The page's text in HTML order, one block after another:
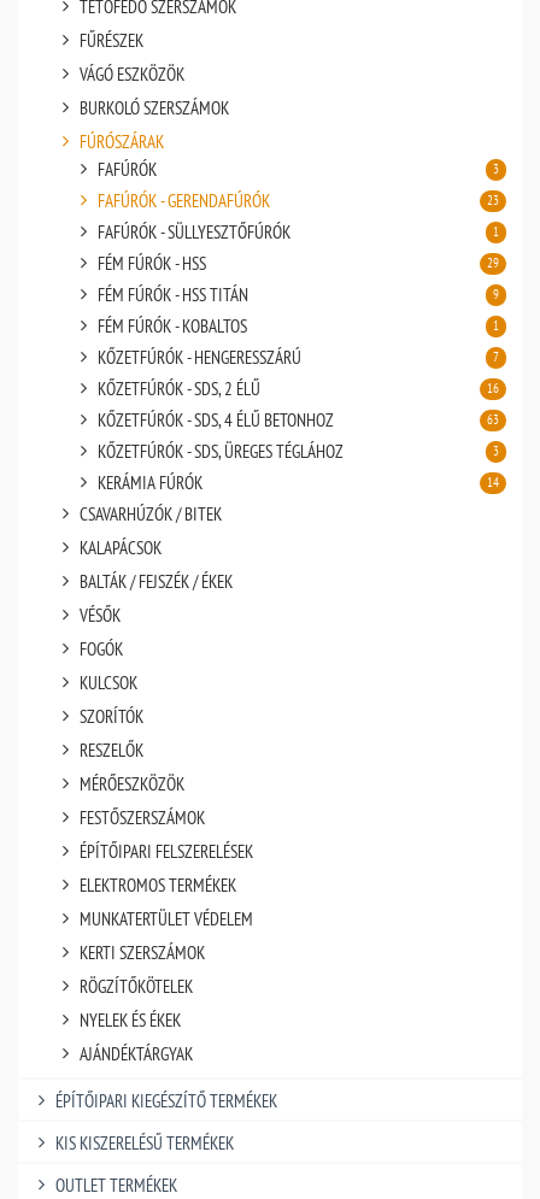
TETŐFEDŐ SZERSZÁMOK
FŰRÉSZEK
VÁGÓ ESZKÖZÖK
BURKOLÓ SZERSZÁMOK
FÚRÓSZÁRAK
FAFÚRÓK
3
FAFÚRÓK - GERENDAFÚRÓK 23
FAFÚRÓK - SÜLLYESZTŐFÚRÓK 1
FÉM FÚRÓK - HSS 29
FÉM FÚRÓK - HSS TITÁN 9
FÉM FÚRÓK - KOBALTOS 1
KŐZETFÚRÓK - HENGERESSZÁRÚ 7
KŐZETFÚRÓK - SDS, 2 ÉLŰ 16
KŐZETFÚRÓK - SDS, 4 ÉLŰ BETONHOZ 63
KŐZETFÚRÓK - SDS, ÜREGES TÉGLÁHOZ 3
KERÁMIA FÚRÓK 14
CSAVARHÚZÓK / BITEK
KALAPÁCSOK
BALTÁK / FEJSZÉK / ÉKEK
VÉSŐK
FOGÓK
KULCSOK
SZORÍTÓK
RESZELŐK
MÉRŐESZKÖZÖK
FESTŐSZERSZÁMOK
ÉPÍTŐIPARI FELSZERELÉSEK
ELEKTROMOS TERMÉKEK
MUNKATERTÜLET VÉDELEM
KERTI SZERSZÁMOK
RÖGZÍTŐKÖTELEK
NYELEK ÉS ÉKEK
AJÁNDÉKTÁRGYAK
ÉPÍTŐIPARI KIEGÉSZÍTŐ TERMÉKEK
KIS KISZERELÉSŰ TERMÉKEK
OUTLET TERMÉKEK